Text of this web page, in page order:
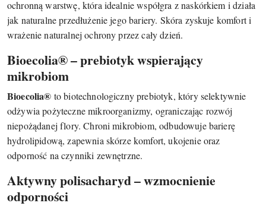
ochronną warstwę, która idealnie współgra z naskórkiem i działa
jak naturalne przedłużenie jego bariery. Skóra zyskuje komfort i
wrażenie naturalnej ochrony przez cały dzień.
Bioecolia® – prebiotyk wspierający
mikrobiom
Bioecolia® to biotechnologiczny prebiotyk, który selektywnie
odżywia pożyteczne mikroorganizmy, ograniczając rozwój
niepożądanej flory. Chroni mikrobiom, odbudowuje barierę
hydrolipidową, zapewnia skórze komfort, ukojenie oraz
odporność na czynniki zewnętrzne.
Aktywny polisacharyd – wzmocnienie
odporności